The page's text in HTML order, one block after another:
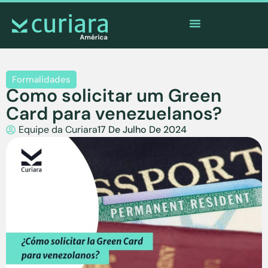
Formalidades
Como solicitar um Green
Card para venezuelanos?
Equipe da Curiara17 De Julho De 2024